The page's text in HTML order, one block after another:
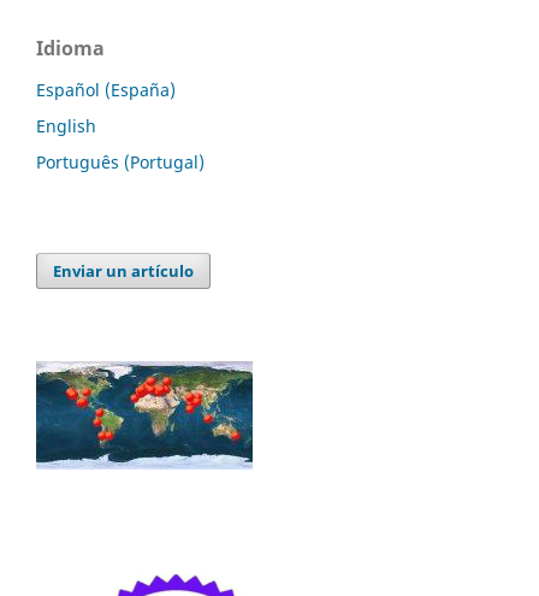
Idioma
Español (España)
English
Português (Portugal)
Enviar un artículo